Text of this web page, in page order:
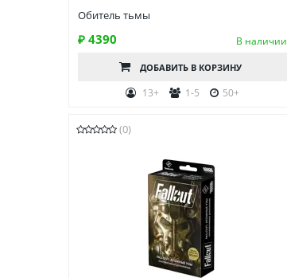
Обитель тьмы
₽ 4390 В наличии
ДОБАВИТЬ В КОРЗИНУ
13+ 1-5 50+
(0)